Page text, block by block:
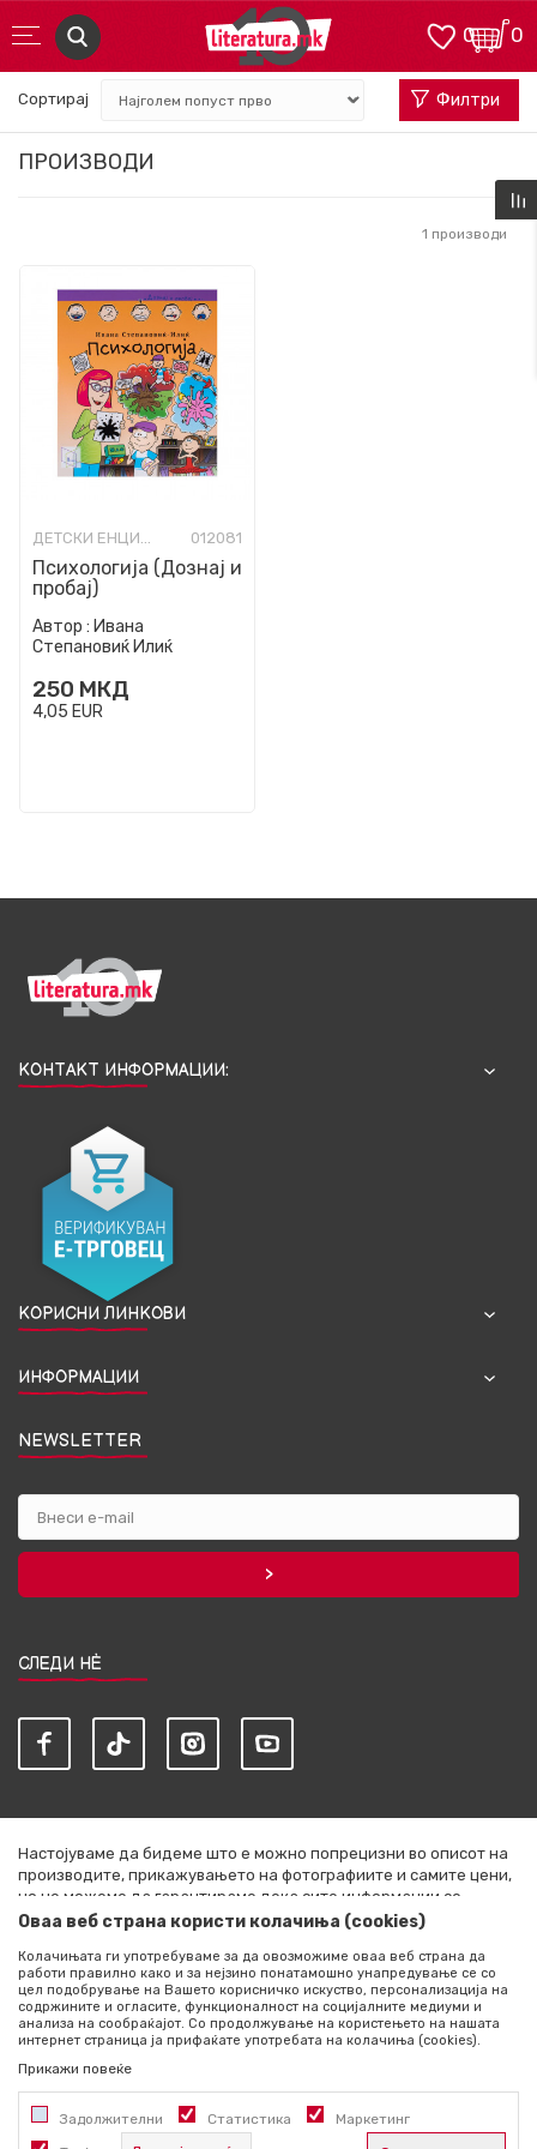
0
0
ПРОИЗВОДИ
Сортирај Филтри
1 производи
ДЕТСКИ ЕНЦИКЛОПЕДИИ И АТЛАСИ 012081
Психологија (Дознај и
пробај)
Автор : Ивана
Степановиќ Илиќ
250 МКД
4,05 EUR
КОНТАКТ ИНФОРМАЦИИ:
КОРИСНИ ЛИНКОВИ
ИНФОРМАЦИИ
NEWSLETTER
СЛЕДИ НЀ
Настојуваме да бидеме што е можно попрецизни во описот на
производите, прикажувањето на фотографиите и самите цени,
но не можеме да гарантираме дека сите информации се
комплетни и без грешки. Сите артикли прикажани на сајтот се
секој момент. Расположливоста на производите можете да ја
проверите со повик на +389 76 444 490
©2026 literatura.mk, Изработено одNB SOFT. Сите права
задржани.
Оваа веб страна користи колачиња (cookies)
Колачињата ги употребуваме за да овозможиме оваа веб страна да
работи правилно како и за нејзино понатамошно унапредување се со
цел подобрување на Вашето корисничко искуство, персонализација на
содржините и огласите, функционалност на социјалните медиуми и
анализа на сообраќајот. Со продолжување на користењето на нашата
интернет страница ја прифаќате употребата на колачиња (cookies).
Прикажи повеќе
Задолжителни Статистика Маркетинг